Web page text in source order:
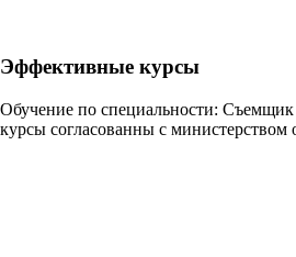
Эффективные курсы
Обучение по специальности: Съемщик
курсы согласованны с министерством